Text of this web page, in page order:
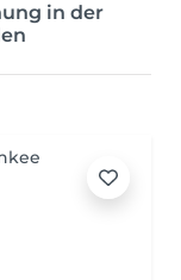
in der